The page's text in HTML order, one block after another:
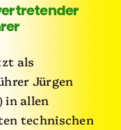
als
Jürgen
in allen
technischen